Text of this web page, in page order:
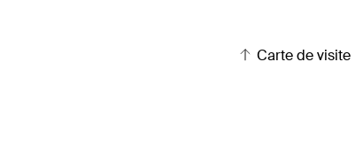
Carte de visite